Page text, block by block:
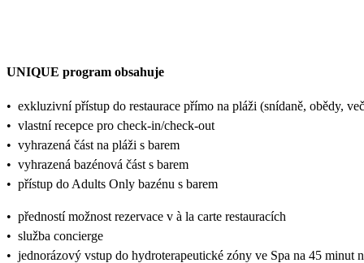
UNIQUE program obsahuje
• exkluzivní přístup do restaurace přímo na pláži (snídaně, obědy,
• vlastní recepce pro check-in/check-out
• vyhrazená část na pláži s barem
• vyhrazená bazénová část s barem
• přístup do Adults Only bazénu s barem
• předností možnost rezervace v à la carte restauracích
• služba concierge
• jednorázový vstup do hydroterapeutické zóny ve Spa na 45 minut